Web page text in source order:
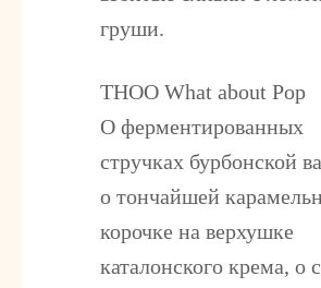
груши.
THOO What about Pop
О ферментированных
стручках бурбонской
о тончайшей
корочке на верхушке
каталонского крема, о